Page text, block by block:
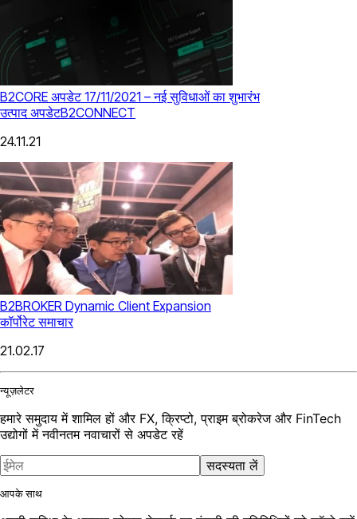
B2CORE अपडेट 17/11/2021 – नई सुविधाओं का शुभारंभ
उत्पाद अपडेटB2CONNECT
24.11.21
B2BROKER Dynamic Client Expansion
कॉर्पोरेट समाचार
21.02.17
न्यूज़लेटर
हमारे समुदाय में शामिल हों और FX, क्रिप्टो, प्राइम ब्रोकरेज और FinTech
उद्योगों में नवीनतम नवाचारों से अपडेट रहें
सदस्यता लें
आपके साथ